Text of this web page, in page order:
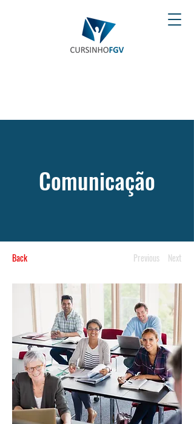
Comunicação
Back Previous Next